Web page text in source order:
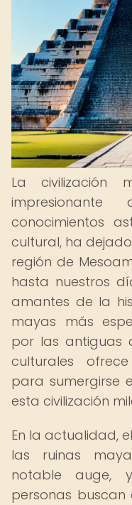
La civilización
impresionante
conocimientos
cultural, ha
región de
hasta nuestros
amantes de la
mayas más
por las antiguas
culturales
para sumergirse
esta civilización
En la actualidad,
las ruinas
notable auge,
personas